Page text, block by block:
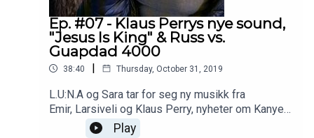
Ep. #07 - Klaus Perrys nye sound,
"Jesus Is King" & Russ vs.
Guapdad 4000
38:40 | Thursday, October 31, 2019
L.U:N.A og Sara tar for seg ny musikk fra
Emir, Larsiveli og Klaus Perry, nyheter om Kanyes
"Jesus Is King"-album, T-Pains ærlige konsert-
Play